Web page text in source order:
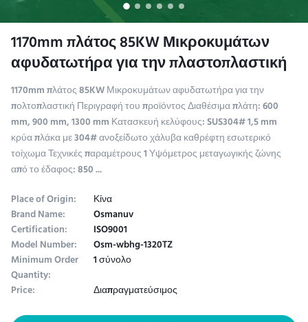
1170mm πλάτος 85KW Μικροκυμάτων
αφυδατωτήρα για την πλαστοπλαστική
1170mm πλάτος 85KW Μικροκυμάτων αφυδατωτήρα για την
πολτοπλαστική Περιγραφή του προϊόντος Διαθέσιμα πλάτη: 600
mm, 900 mm, 1300 mm Κατασκευή κελύφους: SUS304# 1,5 mm
κρύα πλάκα με 304# ανοξείδωτο χάλυβα καθρέφτη εσωτερικό
τοίχωμα Τεχνικές παραμέτρους 1 Υψόμετρος μεταγωγικής ζώνης
από το έδαφος: 850 ...
Place of Origin:
Κίνα
Brand Name: Osmanuv
Certification: ISO9001
Model Number: Osm-wbhg-1320TZ
Minimum Order
Quantity:
1 σύνολο
Price:
Διαπραγματεύσιμος